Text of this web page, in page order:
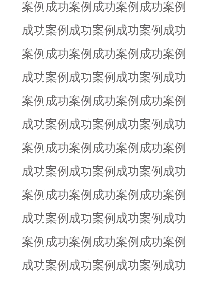
案例成功案例成功案例成功案例
成功案例成功案例成功案例成功
案例成功案例成功案例成功案例
成功案例成功案例成功案例成功
案例成功案例成功案例成功案例
成功案例成功案例成功案例成功
案例成功案例成功案例成功案例
成功案例成功案例成功案例成功
案例成功案例成功案例成功案例
成功案例成功案例成功案例成功
案例成功案例成功案例成功案例
成功案例成功案例成功案例成功